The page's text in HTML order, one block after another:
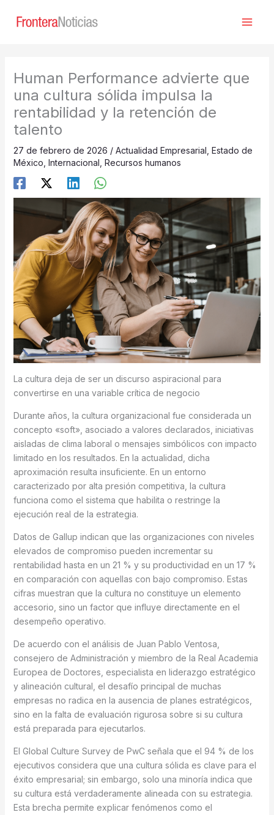
Human Performance advierte que
una cultura sólida impulsa la
rentabilidad y la retención de
talento
27 de febrero de 2026 / Actualidad Empresarial Estado de
México Internacional Recursos humanos
La cultura deja de ser un discurso aspiracional para
convertirse en una variable crítica de negocio
Durante años, la cultura organizacional fue considerada un
concepto «soft», asociado a valores declarados, iniciativas
aisladas de clima laboral o mensajes simbólicos con impacto
limitado en los resultados. En la actualidad, dicha
aproximación resulta insuficiente. En un entorno
caracterizado por alta presión competitiva, la cultura
funciona como el sistema que habilita o restringe la
ejecución real de la estrategia.
Datos de Gallup indican que las organizaciones con niveles
elevados de compromiso pueden incrementar su
rentabilidad hasta en un 21 % y su productividad en un 17 %
en comparación con aquellas con bajo compromiso. Estas
cifras muestran que la cultura no constituye un elemento
accesorio, sino un factor que influye directamente en el
desempeño operativo.
De acuerdo con el análisis de Juan Pablo Ventosa,
consejero de Administración y miembro de la Real Academia
Europea de Doctores, especialista en liderazgo estratégico
y alineación cultural, el desafío principal de muchas
empresas no radica en la ausencia de planes estratégicos,
sino en la falta de evaluación rigurosa sobre si su cultura
está preparada para ejecutarlos.
El Global Culture Survey de PwC señala que el 94 % de los
ejecutivos considera que una cultura sólida es clave para el
éxito empresarial; sin embargo, solo una minoría indica que
su cultura está verdaderamente alineada con su estrategia.
Esta brecha permite explicar fenómenos como el